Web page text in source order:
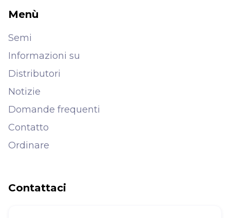
Menù
Semi
Informazioni su
Distributori
Notizie
Domande frequenti
Contatto
Ordinare
Contattaci